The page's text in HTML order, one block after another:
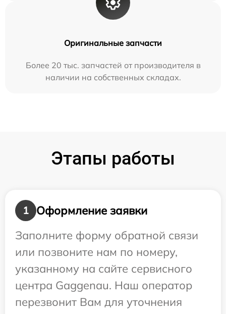
Оригинальные запчасти
Более 20 тыс. запчастей от производителя в
наличии на собственных складах.
Этапы работы
1
Оформление заявки
Заполните форму обратной связи
или позвоните нам по номеру,
указанному на сайте сервисного
центра Gaggenau. Наш оператор
перезвонит Вам для уточнения